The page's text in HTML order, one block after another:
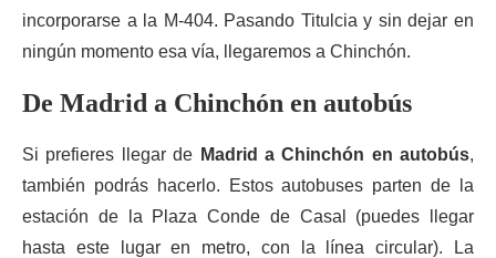
incorporarse a la M-404. Pasando Titulcia y sin dejar en
ningún momento esa vía, llegaremos a Chinchón.
De Madrid a Chinchón en autobús
Si prefieres llegar de Madrid a Chinchón en autobús,
también podrás hacerlo. Estos autobuses parten de la
estación de la Plaza Conde de Casal (puedes llegar
hasta este lugar en metro, con la línea circular). La